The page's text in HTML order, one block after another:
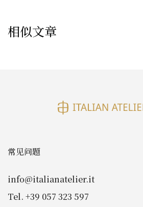
相似文章
常见问题
info@italianatelier.it
Tel. +39 057 323 597